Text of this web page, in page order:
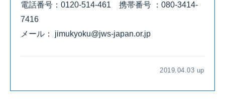
電話番号：0120-514-461 携帯番号 ：080-3414-
7416
メール： jimukyoku@jws-japan.or.jp
2019.04.03 up